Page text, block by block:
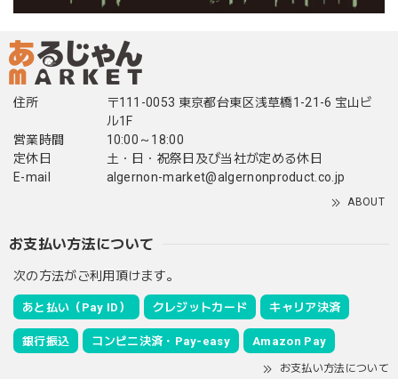
住所
〒111-0053 東京都台東区浅草橋1-21-6 宝山ビ
ル1F
営業時間
10:00～18:00
定休日
土・日・祝祭日及び当社が定める休日
E-mail
algernon-market@algernonproduct.co.jp
ABOUT
お支払い方法について
次の方法がご利用頂けます。
あと払い（Pay ID） クレジットカード キャリア決済
銀行振込 コンビニ決済・Pay-easy Amazon Pay
お支払い方法について